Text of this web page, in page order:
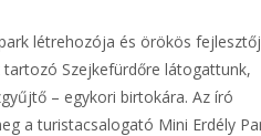
létrehozója és örökös
Szejkefürdőre látogattunk,
– egykori birtokára. Az író
a turistacsalogató Mini Erdély